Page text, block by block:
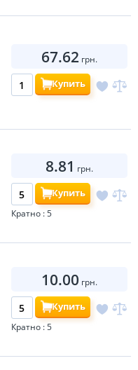
67.62 грн.
Купить
8.81 грн.
Купить
Кратно : 5
10.00 грн.
Купить
Кратно : 5